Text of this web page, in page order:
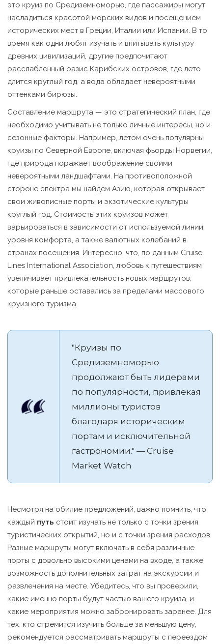
это круиз по Средиземноморью, где пассажиры могут
насладиться красотой морских видов и посещением
исторических мест в Греции, Италии или Испании. В то
время как одни любят изучать и впитывать культуру
древних цивилизаций, другие предпочитают
расслабленный оазис Карибских островов, где лето
длится круглый год, а вода обладает невероятными
оттенками бирюзы.
Составление маршрута — это стратегический план, где
необходимо учитывать не только личные интересы, но и
сезонные факторы. Например, летом очень популярны
круизы по Северной Европе, включая фьорды Норвегии,
где природа поражает воображение своими
невероятными ландшафтами. На противоположной
стороне спектра мы найдем Азию, которая открывает
свои живописные порты и экзотические культуры
круглый год. Стоимость этих круизов может
варьироваться в зависимости от используемой линии,
уровня комфорта, а также валютных колебаний в
странах посещения. Интересно, что, по данным Cruise
Lines International Association, любовь к путешествиям
увеличивает привлекательность новых маршрутов,
которые раньше оставались за пределами массового
круизного туризма.
"Круизы по
Средиземноморью
продолжают быть лидерами
по популярности, привлекая
миллионы туристов
благодаря историческим
портам и исключительной
гастрономии." — Cruise
Market Watch
Несмотря на обилие предложений, важно помнить, что
каждый путь стоит изучать не только с точки зрения
туристических открытий, но и с точки зрения расходов.
Разные маршруты могут включать в себя различные
порты с довольно высокими ценами на входе, а также
возможность дополнительных затрат на экскурсии и
развлечения на месте. Убедитесь, что вы проверили,
какие именно порты будут частью вашего круиза, и
какие мероприятия можно забронировать заранее. Для
тех, кто стремится изучить больше за меньшую цену,
рекомендуется рассматривать маршруты с переездом